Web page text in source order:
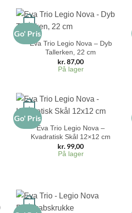
Go' Pris
+
Eva Trio Legio Nova – Dyb
Tallerken, 22 cm
kr.87,00
På lager
Go' Pris
+
Eva Trio Legio Nova –
Kvadratisk Skål 12×12 cm
kr. 99,00
På lager
+